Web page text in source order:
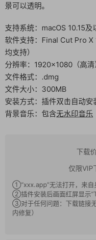
景可以透明。
支持系统：macOS 10.15及
软件支持：Final Cut Pro
均支持）
分辨率：1920×1080（高清
文件格式：.dmg
文件大小：300MB
安装方式：插件双击自动安
背景音乐：包含无水印音乐
下载
仅限VIP
①“xxx.app”无法打开，来自
②插件安装后画面红屏显示
③对于任何问题：下载链接
内修复）